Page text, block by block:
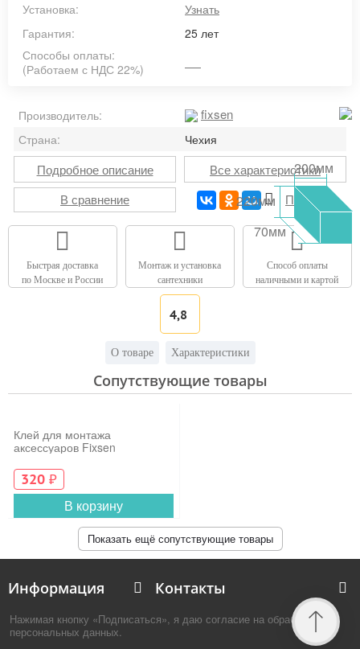
Установка:
Узнать
Гарантия:
25 лет
Способы оплаты:
(Работаем с НДС 22%)
Производитель: fixsen
Страна: Чехия
220мм
200мм
70мм
Подробное описание
Все характеристики
В сравнение
Печать
Быстрая доставка
по Москве и России
Монтаж и установка
сантехники
Способ оплаты
наличными и картой
4,8
О товаре Характеристики
Сопутствующие товары
Клей для монтажа
аксессуаров Fixsen
320 ₽
В корзину
Показать ещё сопутствующие товары
Информация Контакты
Нажимая кнопку «Подписаться», я даю согласие на обработку
персональных данных.